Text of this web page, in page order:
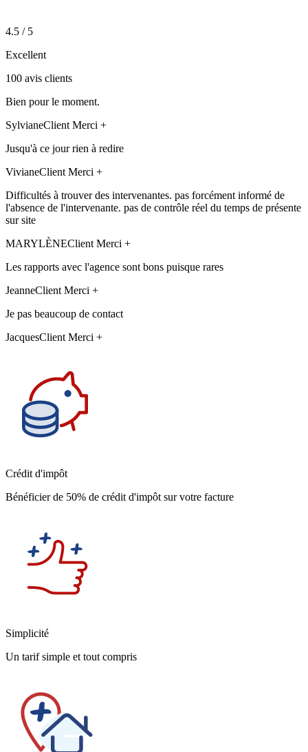
4.5 / 5
Excellent
100 avis clients
Bien pour le moment.
SylvianeClient Merci +
Jusqu'à ce jour rien à redire
VivianeClient Merci +
Difficultés à trouver des intervenantes. pas forcément informé de
l'absence de l'intervenante. pas de contrôle réel du temps de présente
sur site
MARYLÈNEClient Merci +
Les rapports avec l'agence sont bons puisque rares
JeanneClient Merci +
Je pas beaucoup de contact
JacquesClient Merci +
Crédit d'impôt
Bénéficier de 50% de crédit d'impôt sur votre facture
Simplicité
Un tarif simple et tout compris